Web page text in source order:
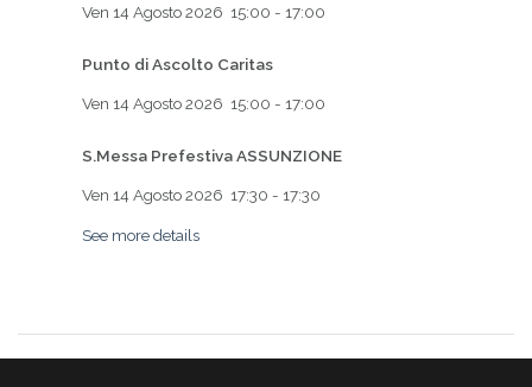
Ven 14 Agosto 2026 15:00 - 17:00
Punto di Ascolto Caritas
Ven 14 Agosto 2026 15:00 - 17:00
S.Messa Prefestiva ASSUNZIONE
Ven 14 Agosto 2026 17:30 - 17:30
See more details